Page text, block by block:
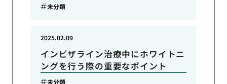
未分類
インビザライン治療中にホワイトニ
ングを行う際の重要なポイント
2025.02.09
未分類